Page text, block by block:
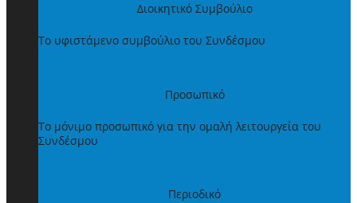
Διοικητικό Συμβούλιο
Το υφιστάμενο συμβούλιο του Συνδέσμου
Προσωπικό
Το μόνιμο προσωπικό για την ομαλή λειτουργεία του
Συνδέσμου
Περιοδικό